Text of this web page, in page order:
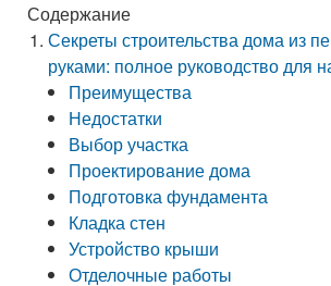
Содержание
Секреты строительства дома из
руками: полное руководство для
Преимущества
Недостатки
Выбор участка
Проектирование дома
Подготовка фундамента
Кладка стен
Устройство крыши
Отделочные работы